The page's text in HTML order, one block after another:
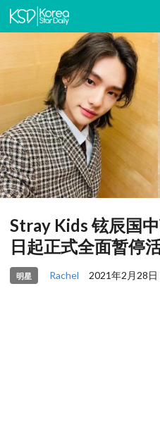
Stray Kids 铉辰国
日起正式全面暂停
明星 Rachel 2021年2月28